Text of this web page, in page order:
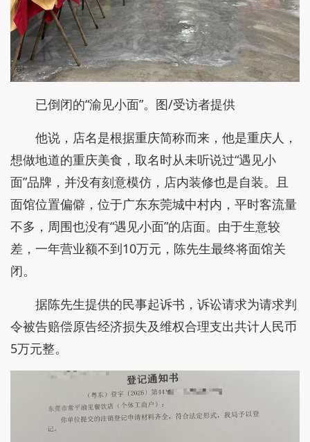
已倒闭的“渝见小面”。图/受访者提供
他说，店名是根据重庆简称而来，他是重庆人，
想做地道的重庆美食，取名时从未听说过“遇见小
面”品牌，并没有刻意模仿，店内装修也是自装。且
面馆位置偏僻，位于广东东莞城中村内，平时客流量
不多，周围也没有“遇见小面”的店面。由于生意较
差，一年营业额不到10万元，陈先生最终将面馆关
闭。
据陈先生提供的民事起诉书，诉讼请求为请求判
令被告赔偿原告经济损失及维权合理支出共计人民币
5万元整。